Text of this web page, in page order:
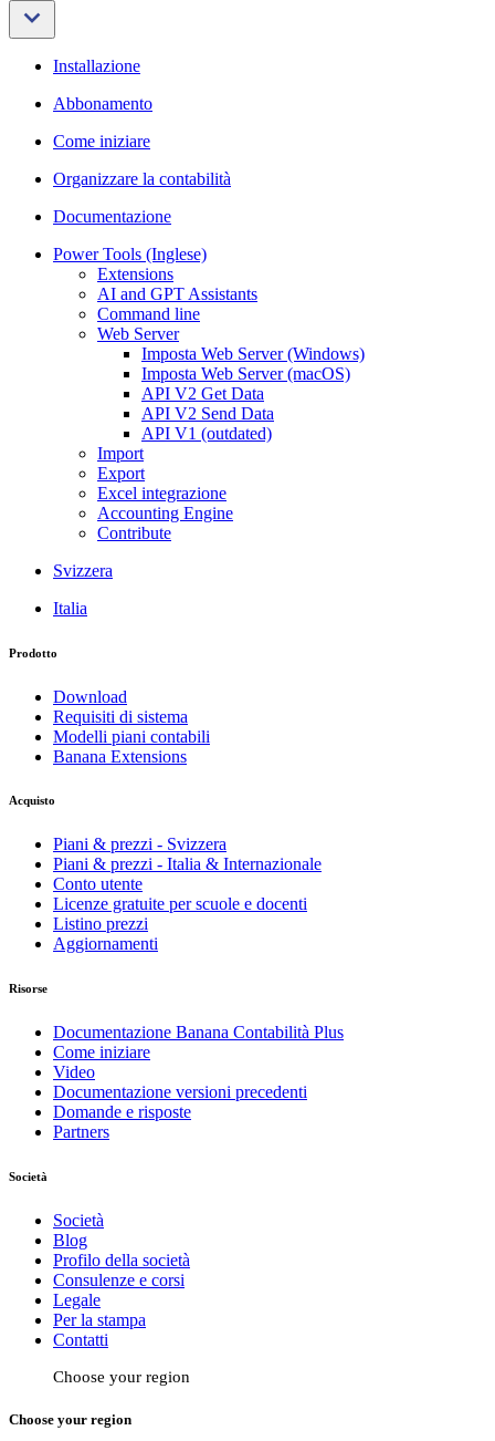
Installazione
Abbonamento
Come iniziare
Organizzare la contabilità
Documentazione
Power Tools (Inglese)
Extensions
AI and GPT Assistants
Command line
Web Server
Imposta Web Server (Windows)
Imposta Web Server (macOS)
API V2 Get Data
API V2 Send Data
API V1 (outdated)
Import
Export
Excel integrazione
Accounting Engine
Contribute
Svizzera
Italia
Prodotto
Download
Requisiti di sistema
Modelli piani contabili
Banana Extensions
Acquisto
Piani & prezzi - Svizzera
Piani & prezzi - Italia & Internazionale
Conto utente
Licenze gratuite per scuole e docenti
Listino prezzi
Aggiornamenti
Risorse
Documentazione Banana Contabilità Plus
Come iniziare
Video
Documentazione versioni precedenti
Domande e risposte
Partners
Società
Società
Blog
Profilo della società
Consulenze e corsi
Legale
Per la stampa
Contatti
Choose your region
Choose your region